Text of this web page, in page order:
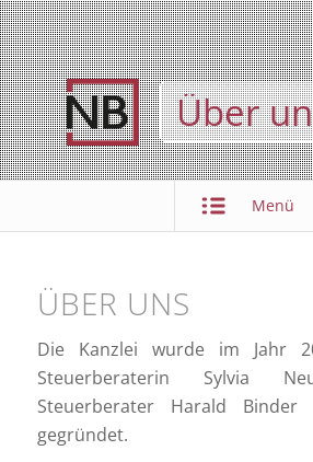
Über
Menü
ÜBER UNS
Die Kanzlei wurde im Jahr
Steuerberaterin Sylvia
Steuerberater Harald
gegründet.